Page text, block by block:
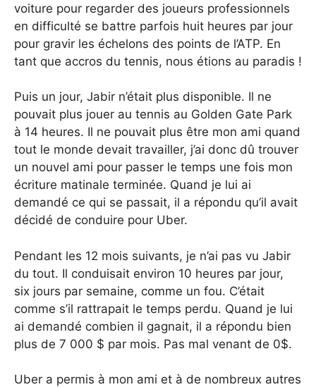
voiture pour regarder des joueurs professionnels
en difficulté se battre parfois huit heures par jour
pour gravir les échelons des points de l’ATP. En
tant que accros du tennis, nous étions au paradis !
Puis un jour, Jabir n’était plus disponible. Il ne
pouvait plus jouer au tennis au Golden Gate Park
à 14 heures. Il ne pouvait plus être mon ami quand
tout le monde devait travailler, j’ai donc dû trouver
un nouvel ami pour passer le temps une fois mon
écriture matinale terminée. Quand je lui ai
demandé ce qui se passait, il a répondu qu’il avait
décidé de conduire pour Uber.
Pendant les 12 mois suivants, je n’ai pas vu Jabir
du tout. Il conduisait environ 10 heures par jour,
six jours par semaine, comme un fou. C’était
comme s’il rattrapait le temps perdu. Quand je lui
ai demandé combien il gagnait, il a répondu bien
plus de 7 000 $ par mois. Pas mal venant de 0$.
Uber a permis à mon ami et à de nombreux autres